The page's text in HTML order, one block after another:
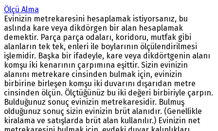
Ölçü Alma
Evinizin metrekaresini hesaplamak istiyorsanız, bu
aslında kare veya dikdörgen bir alan hesaplamak
demektir. Parça parça odaları, koridoru, mutfak gibi
alanların tek tek, enleri ile boylarının ölçülendirilmesi
işlemidir. Başka bir ifadeyle, kare veya dikdörtgenin alanı
komşu iki kenarının çarpımına eşittir. Sizin evinizin
alanını metrekare cinsinden bulmak için, evinizin
birbirine birleşen komşu iki duvarını dışarıdan metre
cinsinden ölçün. Ölçtüğünüz bu iki değeri birbiriyle çarpın.
Bulduğunuz sonuç evinizin metrekaresidir. Bulmuş
olduğunuz sonuç sizin evinizin brüt alanıdır. (Genellikle
kiralama ve satışlarda brüt alan kullanılır.) Evinizin net